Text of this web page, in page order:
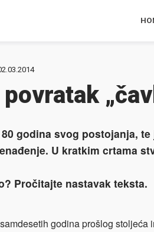
godina svog postojanja,
U kratkim crtama
Pročitajte nastavak teksta.
godina prošlog stoljeća